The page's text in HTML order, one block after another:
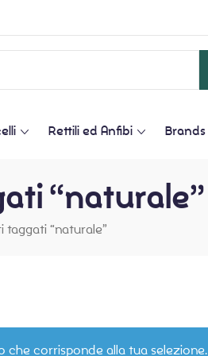
Rettili ed Anfibi Brands
“naturale”
taggati “naturale”
che corrisponde alla tua selezione.